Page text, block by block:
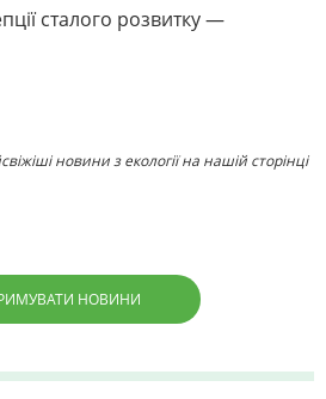
сталого розвитку —
новини з екології на нашій сторінці
НОВИНИ